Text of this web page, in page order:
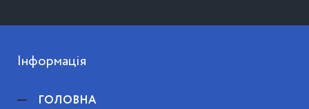
Інформація
ГОЛОВНА